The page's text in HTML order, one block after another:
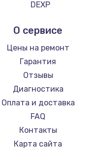
Заказать
Замена видеочипа
Заказать
Замена HDMI
Заказать
смартфонов Tp-Link
смартфонов Nubia
смартфонов Land Rover
смартфонов Acer
Ремонт смартфонов HP
смартфонов Poco
смартфонов HTC
смартфонов Blackmagic
смартфонов Nothing
смартфонов iQOO
DEXP
Ginzzu
Highscreen
Irbis
Kyocera
LeEco
OnePlus
teXet
Motorola
Prestigio
О сервисе
Цены на ремонт
Гарантия
Отзывы
Диагностика
Оплата и доставка
FAQ
Контакты
Карта сайта